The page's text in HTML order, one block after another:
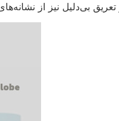
بی‌دلیل نیز از